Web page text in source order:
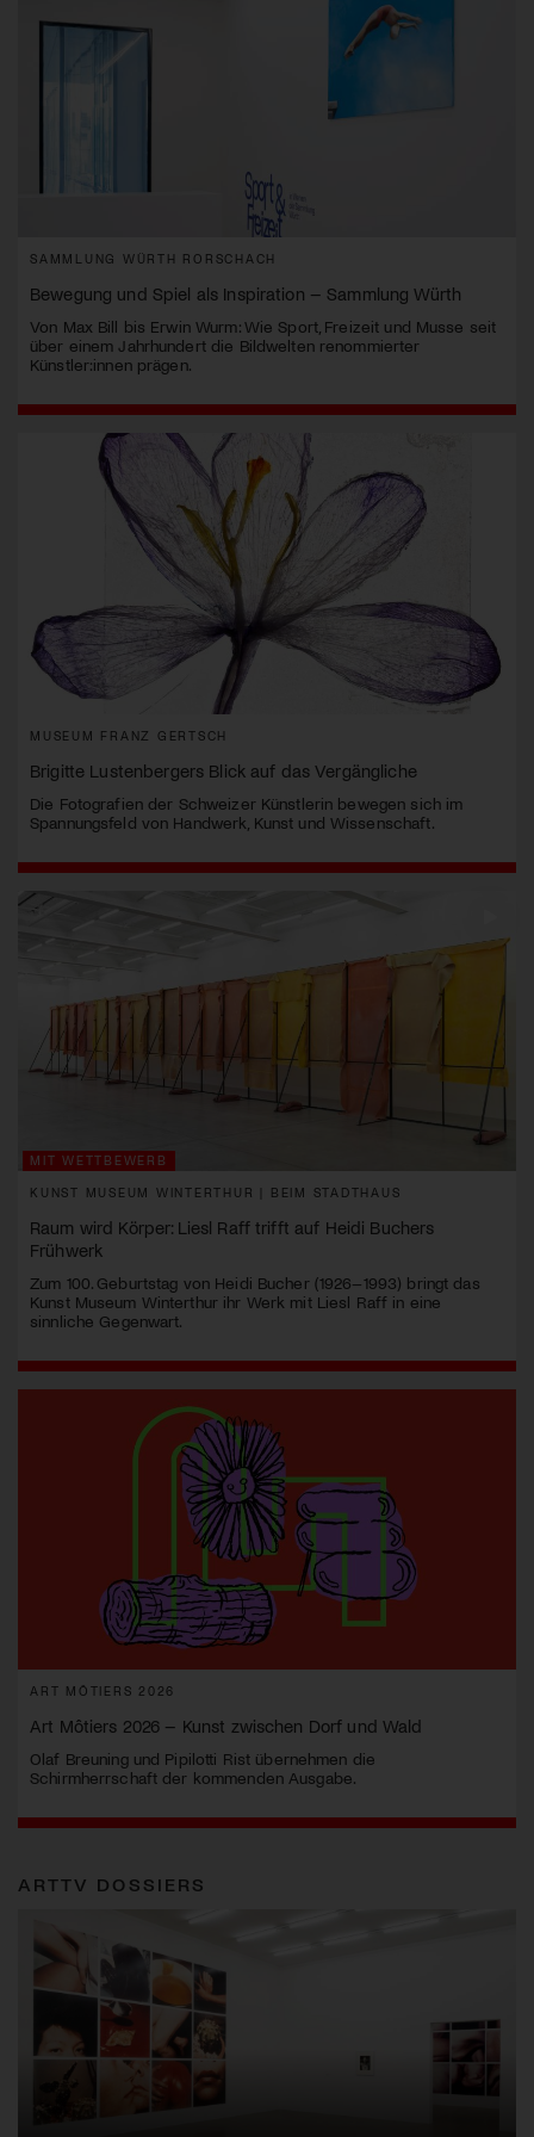
SAMMLUNG WÜRTH RORSCHACH
Bewegung und Spiel als Inspiration – Sammlung Würth
Von Max Bill bis Erwin Wurm: Wie Sport, Freizeit und Musse seit
über einem Jahrhundert die Bildwelten renommierter
Künstler:innen prägen.
MUSEUM FRANZ GERTSCH
Brigitte Lustenbergers Blick auf das Vergängliche
Die Fotografien der Schweizer Künstlerin bewegen sich im
Spannungsfeld von Handwerk, Kunst und Wissenschaft.
MIT WETTBEWERB
KUNST MUSEUM WINTERTHUR | BEIM STADTHAUS
Raum wird Körper: Liesl Raff trifft auf Heidi Buchers
Frühwerk
Zum 100. Geburtstag von Heidi Bucher (1926–1993) bringt das
Kunst Museum Winterthur ihr Werk mit Liesl Raff in eine
sinnliche Gegenwart.
ART MÔTIERS 2026
Art Môtiers 2026 – Kunst zwischen Dorf und Wald
Olaf Breuning und Pipilotti Rist übernehmen die
Schirmherrschaft der kommenden Ausgabe.
ARTTV DOSSIERS